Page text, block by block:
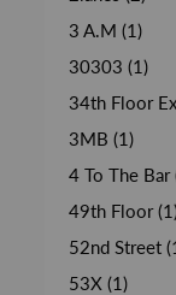
3 A.M (1)
30303 (1)
34th Floor
3MB (1)
4 To The Bar
49th Floor
52nd Street
53X (1)